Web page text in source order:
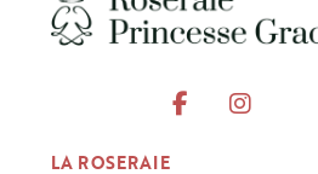
LA ROSERAIE